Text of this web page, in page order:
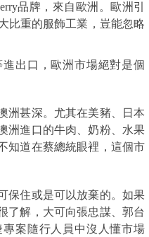
品牌，來自歐洲。歐洲引
比重的服飾工業，豈能忽略
出口，歐洲市場絕對是個
洲甚深。尤其在美豬、日本
洲進口的牛肉、奶粉、水果
知道在蔡總統眼裡，這個市
保住或是可以放棄的。如果
了解，大可向張忠謀、郭台
案隨行人員中沒人懂市場